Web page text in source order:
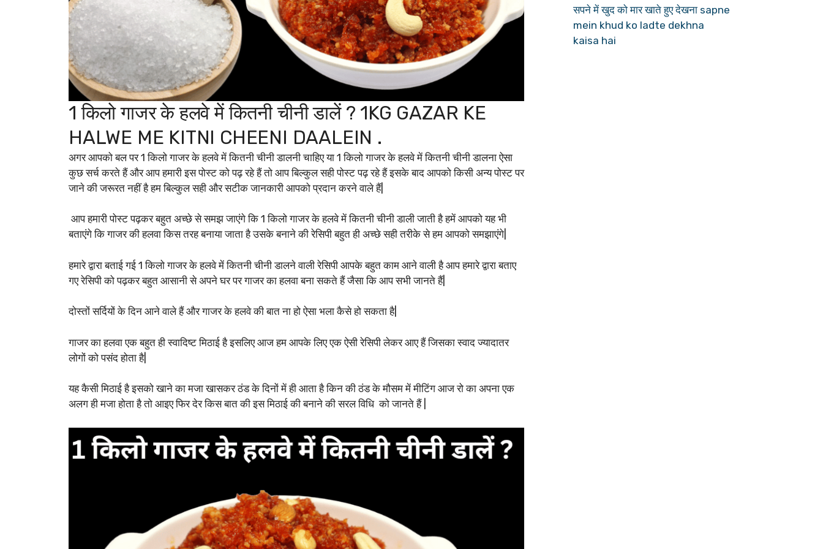
1 किलो गाजर के हलवे में कितनी चीनी डालें ? 1KG GAZAR KE
HALWE ME KITNI CHEENI DAALEIN .
अगर आपको बल पर 1 किलो गाजर के हलवे में कितनी चीनी डालनी चाहिए या 1 किलो गाजर के हलवे में कितनी चीनी डालना ऐसा
कुछ सर्च करते हैं और आप हमारी इस पोस्ट को पढ़ रहे हैं तो आप बिल्कुल सही पोस्ट पढ़ रहे हैं इसके बाद आपको किसी अन्य पोस्ट पर
जाने की जरूरत नहीं है हम बिल्कुल सही और सटीक जानकारी आपको प्रदान करने वाले हैं|
आप हमारी पोस्ट पढ़कर बहुत अच्छे से समझ जाएंगे कि 1 किलो गाजर के हलवे में कितनी चीनी डाली जाती है हमें आपको यह भी
बताएंगे कि गाजर की हलवा किस तरह बनाया जाता है उसके बनाने की रेसिपी बहुत ही अच्छे सही तरीके से हम आपको समझाएंगे|
हमारे द्वारा बताई गई 1 किलो गाजर के हलवे में कितनी चीनी डालने वाली रेसिपी आपके बहुत काम आने वाली है आप हमारे द्वारा बताए
गए रेसिपी को पढ़कर बहुत आसानी से अपने घर पर गाजर का हलवा बना सकते हैं जैसा कि आप सभी जानते हैं|
दोस्तों सर्दियों के दिन आने वाले हैं और गाजर के हलवे की बात ना हो ऐसा भला कैसे हो सकता है|
गाजर का हलवा एक बहुत ही स्वादिष्ट मिठाई है इसलिए आज हम आपके लिए एक ऐसी रेसिपी लेकर आए हैं जिसका स्वाद ज्यादातर
लोगों को पसंद होता है|
यह कैसी मिठाई है इसको खाने का मजा खासकर ठंड के दिनों में ही आता है किन की ठंड के मौसम में मीटिंग आज रो का अपना एक
अलग ही मजा होता है तो आइए फिर देर किस बात की इस मिठाई की बनाने की सरल विधि को जानते हैं |
सपने में खुद को मार खाते हुए देखना sapne
mein khud ko ladte dekhna
kaisa hai